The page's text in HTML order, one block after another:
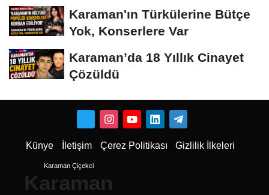
Karaman'ın Türkülerine Bütçe
Yok, Konserlere Var
Karaman’da 18 Yıllık Cinayet
Çözüldü
Künye İletişim Çerez Politikası Gizlilik İlkeleri
Karaman Çiçekci
Karaman